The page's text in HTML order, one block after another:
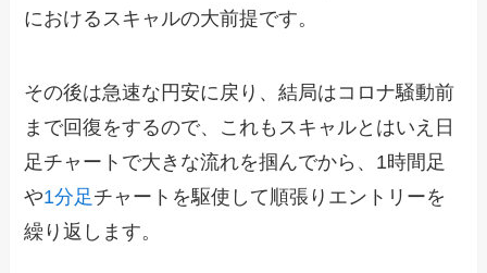
におけるスキャルの大前提です。
その後は急速な円安に戻り、結局はコロナ騒動前
まで回復をするので、これもスキャルとはいえ日
足チャートで大きな流れを掴んでから、1時間足
や1分足 チャートを駆使して順張りエントリーを
繰り返します。